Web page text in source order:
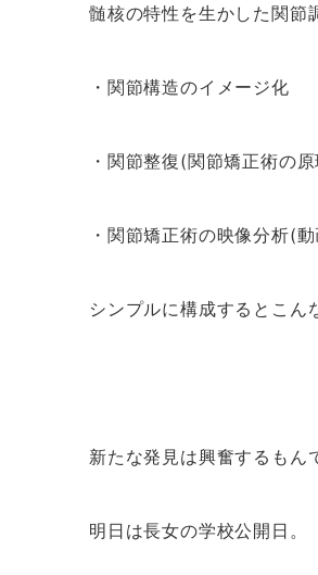
髄核の特性を生かした関節
・関節構造のイメージ化
・関節整復(関節矯正術
・関節矯正術の映像分析(
シンプルに構成するとこん
新たな発見は興奮するもん
明日は長女の学校公開日。